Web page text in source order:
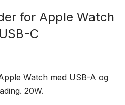
for Apple Watch
C
Watch med USB-A og
20W.